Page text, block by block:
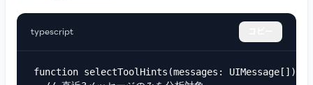
typescript
function selectToolHints(messages: